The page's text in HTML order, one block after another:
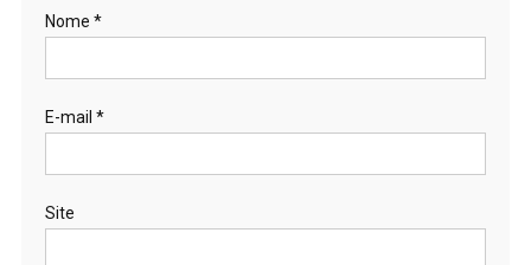
Nome *
E-mail *
Site